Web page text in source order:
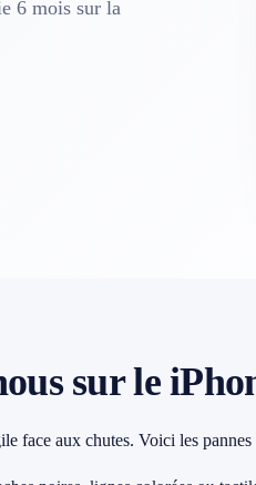
6 mois sur la
sur le
face aux chutes. Voici les